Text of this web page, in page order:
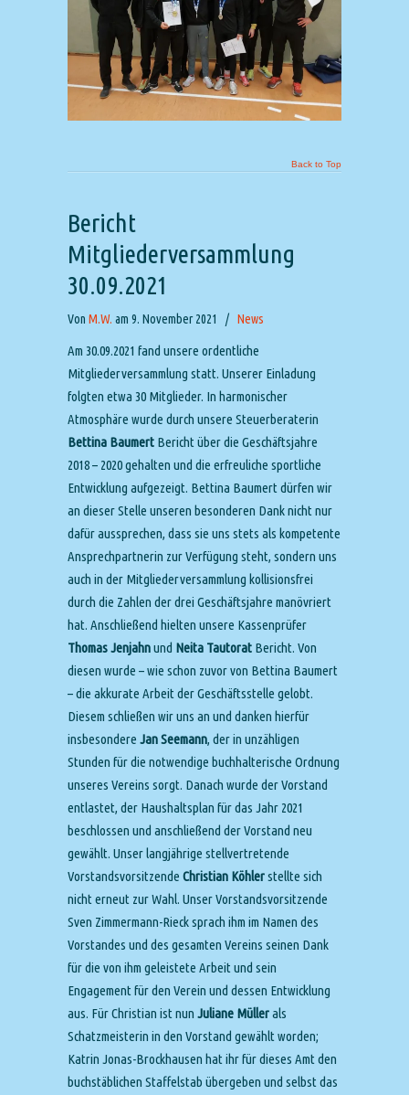
Back to Top
Bericht
Mitgliederversammlung
30.09.2021
Von M.W. am 9. November 2021 / News
Am 30.09.2021 fand unsere ordentliche
Mitgliederversammlung statt. Unserer Einladung
folgten etwa 30 Mitglieder. In harmonischer
Atmosphäre wurde durch unsere Steuerberaterin
Bettina Baumert Bericht über die Geschäftsjahre
2018 – 2020 gehalten und die erfreuliche sportliche
Entwicklung aufgezeigt. Bettina Baumert dürfen wir
an dieser Stelle unseren besonderen Dank nicht nur
dafür aussprechen, dass sie uns stets als kompetente
Ansprechpartnerin zur Verfügung steht, sondern uns
auch in der Mitgliederversammlung kollisionsfrei
durch die Zahlen der drei Geschäftsjahre manövriert
hat. Anschließend hielten unsere Kassenprüfer
Thomas Jenjahnund Neita Tautorat Bericht. Von
diesen wurde – wie schon zuvor von Bettina Baumert
– die akkurate Arbeit der Geschäftsstelle gelobt.
Diesem schließen wir uns an und danken hierfür
insbesondere Jan Seemann, der in unzähligen
Stunden für die notwendige buchhalterische Ordnung
unseres Vereins sorgt. Danach wurde der Vorstand
entlastet, der Haushaltsplan für das Jahr 2021
beschlossen und anschließend der Vorstand neu
gewählt. Unser langjährige stellvertretende
Vorstandsvorsitzende Christian Köhlerstellte sich
nicht erneut zur Wahl. Unser Vorstandsvorsitzende
Sven Zimmermann-Rieck sprach ihm im Namen des
Vorstandes und des gesamten Vereins seinen Dank
für die von ihm geleistete Arbeit und sein
Engagement für den Verein und dessen Entwicklung
aus. Für Christian ist nun Juliane Müllerals
Schatzmeisterin in den Vorstand gewählt worden;
Katrin Jonas-Brockhausen hat ihr für dieses Amt den
buchstäblichen Staffelstab übergeben und selbst das